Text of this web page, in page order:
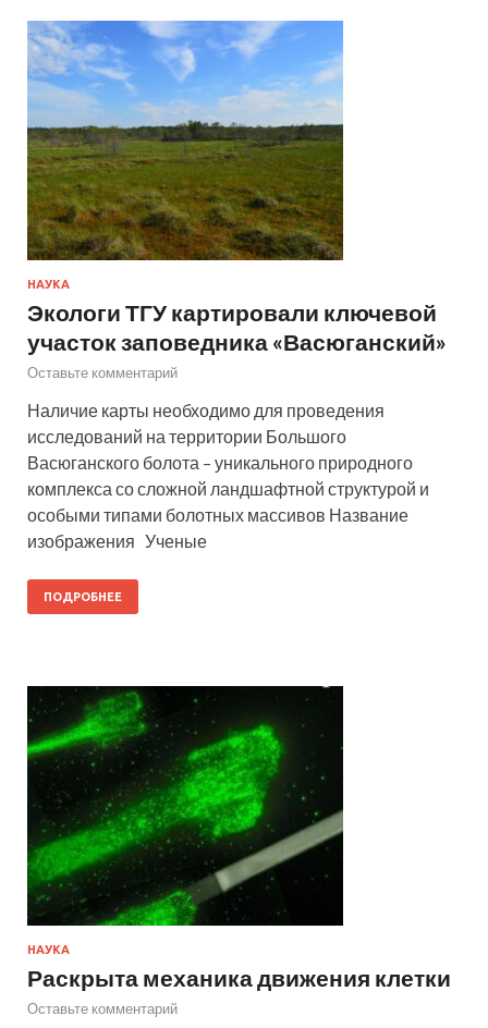
НАУКА
Экологи ТГУ картировали ключевой
участок заповедника «Васюганский»
Оставьте комментарий
Наличие карты необходимо для проведения
исследований на территории Большого
Васюганского болота – уникального природного
комплекса со сложной ландшафтной структурой и
особыми типами болотных массивов Название
изображения Ученые
ПОДРОБНЕЕ
НАУКА
Раскрыта механика движения клетки
Оставьте комментарий